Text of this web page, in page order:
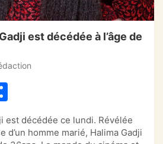
est décédée à l’âge de
ta
est décédée ce lundi. Révélée
d’un homme marié, Halima Gadji